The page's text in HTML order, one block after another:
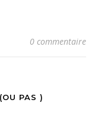
0 commentaire
PAS )